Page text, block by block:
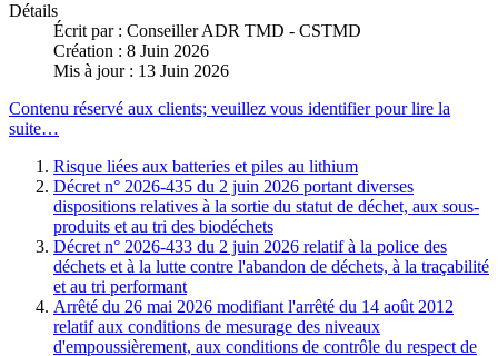
Détails
Écrit par : Conseiller ADR TMD - CSTMD
Création : 8 Juin 2026
Mis à jour : 13 Juin 2026
Contenu réservé aux clients; veuillez vous identifier pour lire la
suite…
Risque liées aux batteries et piles au lithium
Décret n° 2026-435 du 2 juin 2026 portant diverses
dispositions relatives à la sortie du statut de déchet, aux sous-
produits et au tri des biodéchets
Décret n° 2026-433 du 2 juin 2026 relatif à la police des
déchets et à la lutte contre l'abandon de déchets, à la traçabilité
et au tri performant
Arrêté du 26 mai 2026 modifiant l'arrêté du 14 août 2012
relatif aux conditions de mesurage des niveaux
d'empoussièrement, aux conditions de contrôle du respect de